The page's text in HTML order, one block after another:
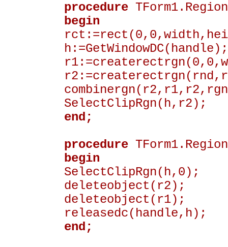
procedure
begin
h:=GetWindowDC(handle);
SelectClipRgn(h,r2);
end;
procedure
begin
SelectClipRgn(h,0);
deleteobject(r2);
deleteobject(r1);
releasedc(handle,h);
end;